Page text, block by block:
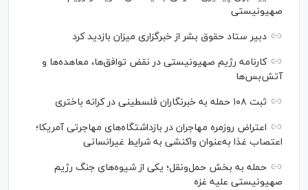
صهیونیستی
دبیر ستاد حقوق بشر از خبرگزاری میزان بازدید کرد
کارنامه رژیم صهیونیستی در نقض توافق‌ها، معاهده‌ها و
آتش‌بس‌ها
ثبت ۱۰۸ حمله به خبرنگاران فلسطینی در کرانه باختری
اعتراض‌ روزمره مهاجران در بازداشتگاه‌های مهاجرتی آمریکا؛
اعتصاب غذا به‌عنوان واکنشی به شرایط غیرانسانی
حمله به بخش حمل‌ونقل؛ یکی از شیوه‌های جنگ رژیم
صهیونیستی علیه غزه